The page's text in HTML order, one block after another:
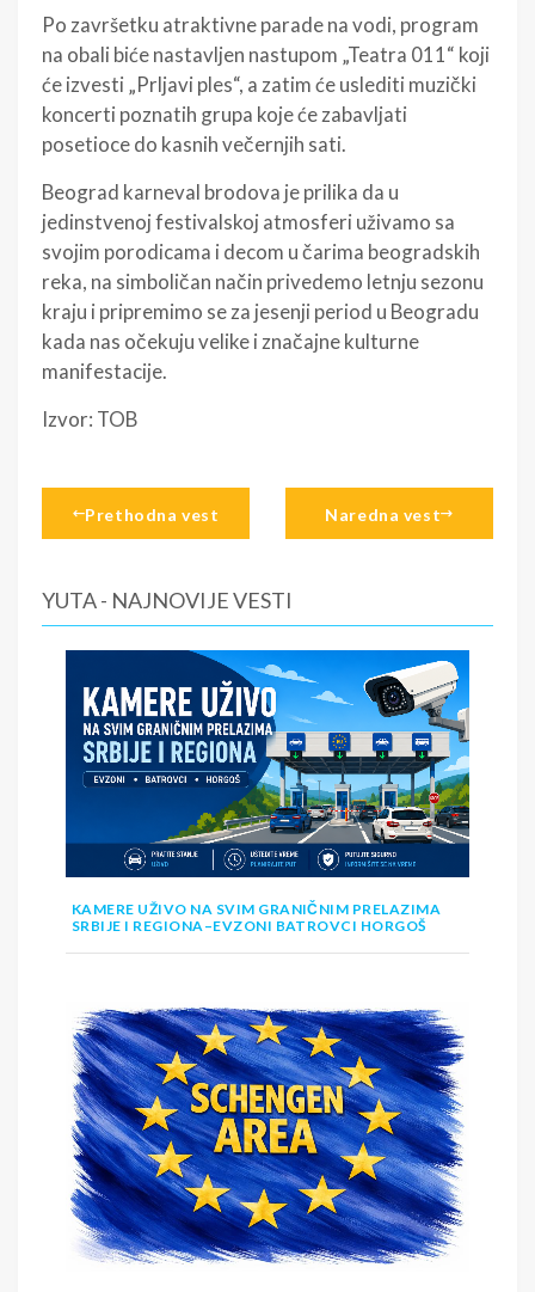
Po završetku atraktivne parade na vodi, program
na obali biće nastavljen nastupom „Teatra 011“ koji
će izvesti „Prljavi ples“, a zatim će uslediti muzički
koncerti poznatih grupa koje će zabavljati
posetioce do kasnih večernjih sati.
Beograd karneval brodova je prilika da u
jedinstvenoj festivalskoj atmosferi uživamo sa
svojim porodicama i decom u čarima beogradskih
reka, na simboličan način privedemo letnju sezonu
kraju i pripremimo se za jesenji period u Beogradu
kada nas očekuju velike i značajne kulturne
manifestacije.
Izvor: TOB
Prethodna vest Naredna vest
YUTA - NAJNOVIJE VESTI
KAMERE UŽIVO NA SVIM GRANIČNIM PRELAZIMA
SRBIJE I REGIONA–EVZONI BATROVCI HORGOŠ